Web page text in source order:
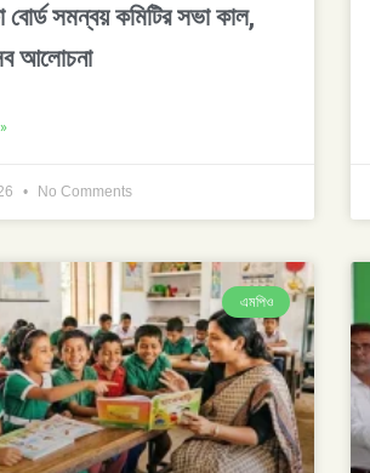
বোর্ড সমন্বয় কমিটির সভা কাল,
আলোচনা
No Comments
এমপিও